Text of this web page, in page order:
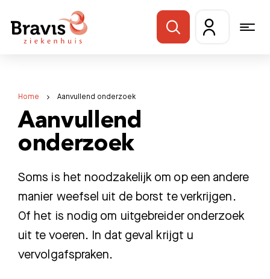
Home Aanvullend onderzoek
Aanvullend
onderzoek
Soms is het noodzakelijk om op een andere
manier weefsel uit de borst te verkrijgen.
Of het is nodig om uitgebreider onderzoek
uit te voeren. In dat geval krijgt u
vervolgafspraken.